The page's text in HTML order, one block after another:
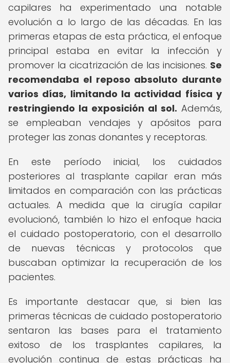
capilares ha experimentado una notable
evolución a lo largo de las décadas. En las
primeras etapas de esta práctica, el enfoque
principal estaba en evitar la infección y
promover la cicatrización de las incisiones. Se
recomendaba el reposo absoluto durante
varios días, limitando la actividad física y
restringiendo la exposición al sol. Además,
se empleaban vendajes y apósitos para
proteger las zonas donantes y receptoras.
En este período inicial, los cuidados
posteriores al trasplante capilar eran más
limitados en comparación con las prácticas
actuales. A medida que la cirugía capilar
evolucionó, también lo hizo el enfoque hacia
el cuidado postoperatorio, con el desarrollo
de nuevas técnicas y protocolos que
buscaban optimizar la recuperación de los
pacientes.
Es importante destacar que, si bien las
primeras técnicas de cuidado postoperatorio
sentaron las bases para el tratamiento
exitoso de los trasplantes capilares, la
evolución continua de estas prácticas ha